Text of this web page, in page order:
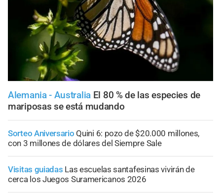
Alemania - Australia El 80 % de las especies de
mariposas se está mudando
Sorteo Aniversario Quini 6: pozo de $20.000 millones,
con 3 millones de dólares del Siempre Sale
Visitas guiadas Las escuelas santafesinas vivirán de
cerca los Juegos Suramericanos 2026